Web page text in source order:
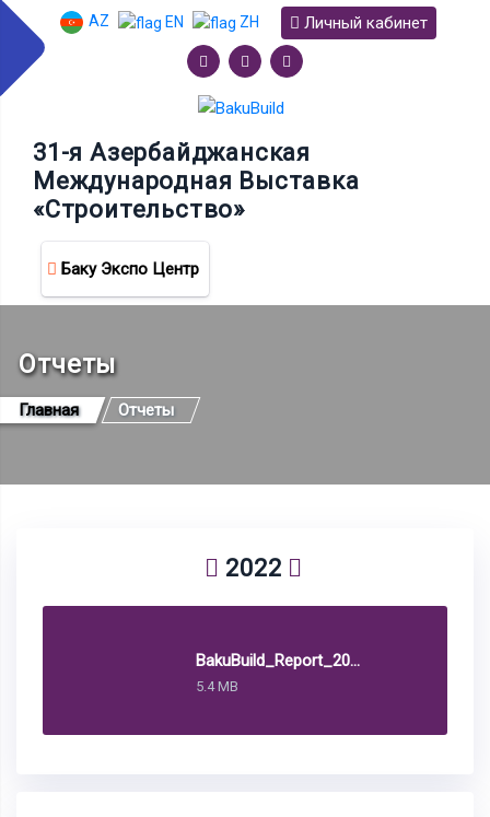
AZ EN ZH Личный кабинет
31-я Азербайджанская
Международная Выставка
«Строительство»
Баку Экспо Центр
Отчеты
Главная Отчеты
2022
BakuBuild_Report_2022
5.4 MB